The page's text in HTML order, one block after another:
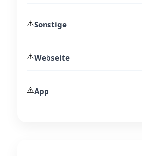
⚠️Sonstige
⚠️Webseite
⚠️App